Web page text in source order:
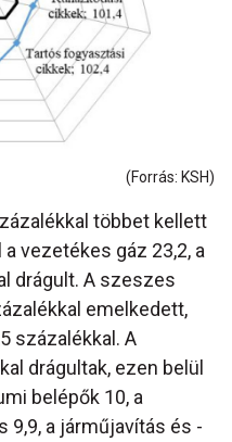
(Forrás: KSH)
többet kellett
vezetékes gáz 23,2, a
drágult. A szeszes
emelkedett,
százalékkal. A
drágultak, ezen belül
belépők 10, a
9,9, a járműjavítás és -